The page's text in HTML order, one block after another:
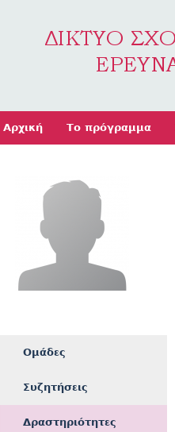
Αρχική Το πρόγραμμα
Ομάδες
Συζητήσεις
Δραστηριότητες